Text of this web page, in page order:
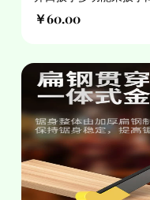
具大全
￥60.00